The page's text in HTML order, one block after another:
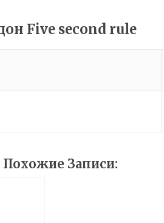
Five second rule
Записи: